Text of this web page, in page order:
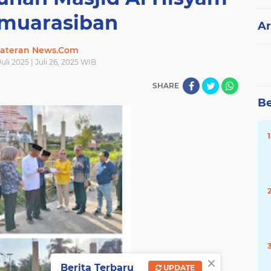
News.Com
2025 | Juli 26, 2025 WIB
SHARE
×
Berita Terbaru UPDATE